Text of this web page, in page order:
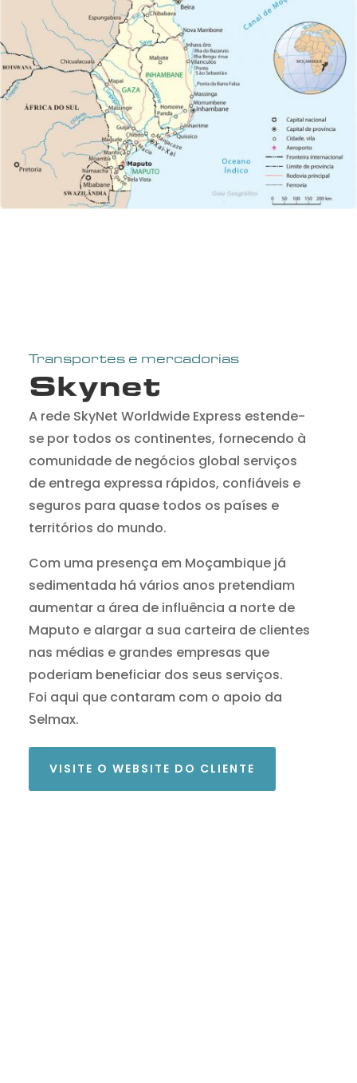
Transportes e mercadorias
Skynet
A rede SkyNet Worldwide Express estende-
se por todos os continentes, fornecendo à
comunidade de negócios global serviços
de entrega expressa rápidos, confiáveis ​​e
seguros para quase todos os países e
territórios do mundo.
Com uma presença em Moçambique já
sedimentada há vários anos pretendiam
aumentar a área de influência a norte de
Maputo e alargar a sua carteira de clientes
nas médias e grandes empresas que
poderiam beneficiar dos seus serviços.
Foi aqui que contaram com o apoio da
Selmax.
VISITE O WEBSITE DO CLIENTE